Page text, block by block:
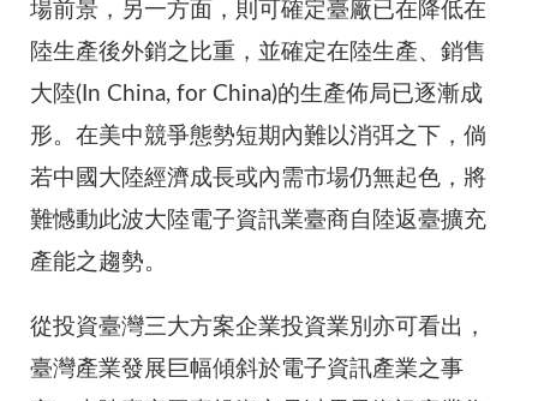
場前景，另一方面，則可確定臺廠已在降低在
陸生產後外銷之比重，並確定在陸生產、銷售
大陸(In China, for China)的生產佈局已逐漸成
形。在美中競爭態勢短期內難以消弭之下，倘
若中國大陸經濟成長或內需市場仍無起色，將
難憾動此波大陸電子資訊業臺商自陸返臺擴充
產能之趨勢。
從投資臺灣三大方案企業投資業別亦可看出，
臺灣產業發展巨幅傾斜於電子資訊產業之事